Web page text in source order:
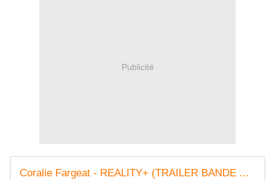
Publicité
Coralie Fargeat - REALITY+ (TRAILER BANDE ANNONCE)